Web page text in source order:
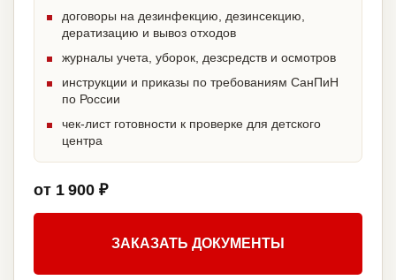
договоры на дезинфекцию, дезинсекцию,
дератизацию и вывоз отходов
журналы учета, уборок, дезсредств и осмотров
инструкции и приказы по требованиям СанПиН
по России
чек-лист готовности к проверке для детского
центра
от 1 900 ₽
ЗАКАЗАТЬ ДОКУМЕНТЫ